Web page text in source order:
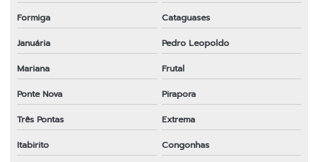
Formiga
Cataguases
Januária
Pedro Leopoldo
Mariana
Frutal
Ponte Nova
Pirapora
Três Pontas
Extrema
Itabirito
Congonhas